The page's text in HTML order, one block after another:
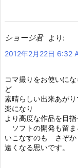
ショージ君
より:
2012年2月22日 6:32
コマ撮りをお使いに
ど
素晴らしい出来あが
楽になり
より高度な作品を目
ソフトの開発も留
いこなすのも さぞか
遠くなる思いです。